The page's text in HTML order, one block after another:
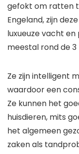
gefokt om ratten
Engeland, zijn
luxueuze vacht
meestal rond de
Ze zijn intelligent
waardoor een
Ze kunnen het
huisdieren, mits
het algemeen
zaken als